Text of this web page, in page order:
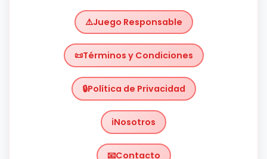
Juego Responsable
Términos y Condiciones
Política de Privacidad
Nosotros
Contacto